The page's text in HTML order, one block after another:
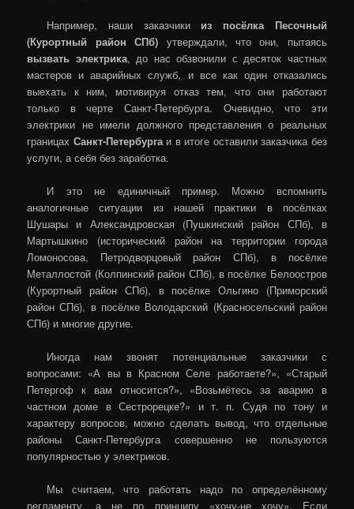
Например, наши заказчики из посёлка Песочный
(Курортный район СПб) утверждали, что они, пытаясь
вызвать электрика, до нас обзвонили с десяток частных
мастеров и аварийных служб, и все как один отказались
выехать к ним, мотивируя отказ тем, что они работают
только в черте Санкт-Петербурга. Очевидно, что эти
электрики не имели должного представления о реальных
границах Санкт-Петербургаи в итоге оставили заказчика без
услуги, а себя без заработка.
И это не единичный пример. Можно вспомнить
аналогичные ситуации из нашей практики в посёлках
Шушары и Александровская (Пушкинский район СПб), в
Мартышкино (исторический район на территории города
Ломоносова, Петродворцовый район СПб), в посёлке
Металлостой (Колпинский район СПб), в посёлке Белоостров
(Курортный район СПб), в посёлке Ольгино (Приморский
район СПб), в посёлке Володарский (Красносельский район
СПб) и многие другие.
Иногда нам звонят потенциальные заказчики с
вопросами: «А вы в Красном Селе работаете?», «Старый
Петергоф к вам относится?», «Возьмётесь за аварию в
частном доме в Сестрорецке?» и т. п. Судя по тону и
характеру вопросов, можно сделать вывод, что отдельные
районы Санкт-Петербурга совершенно не пользуются
популярностью у электриков.
Мы считаем, что работать надо по определённому
регламенту, а не по принципу «хочу-не хочу». Если